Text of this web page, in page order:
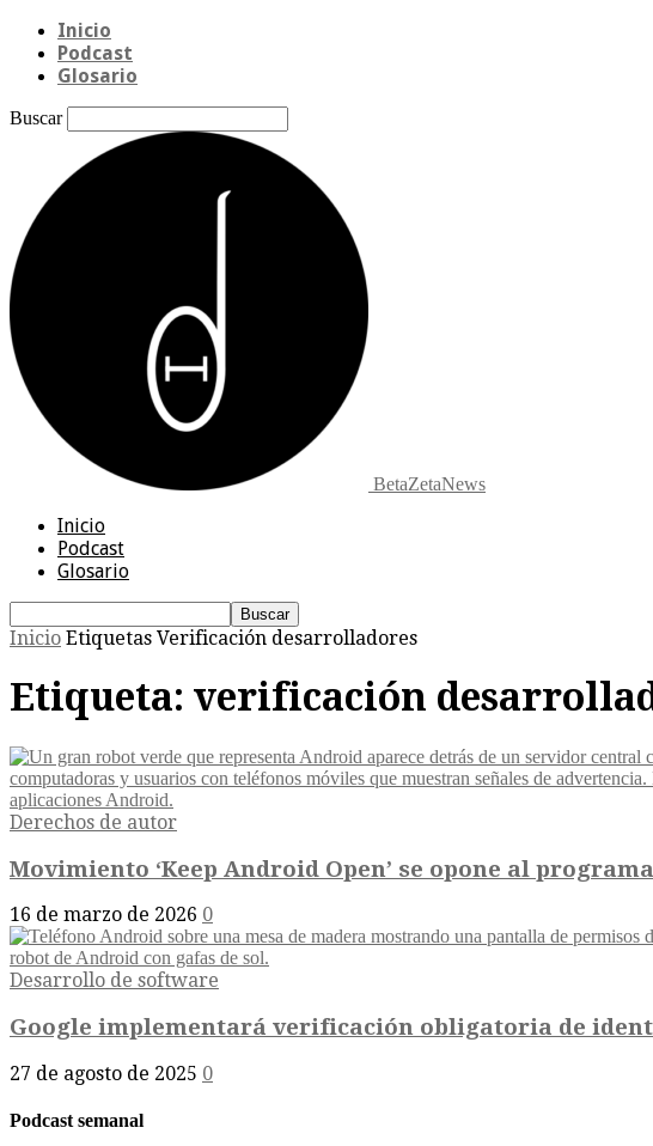
Inicio
Podcast
Glosario
Buscar
BetaZetaNews
Inicio
Podcast
Glosario
Inicio Etiquetas Verificación desarrolladores
Etiqueta: verificación
Derechos de autor
Movimiento ‘Keep Android Open’ se opone al
16 de marzo de 2026 0
Desarrollo de software
Google implementará verificación obligatoria de
27 de agosto de 2025 0
Podcast semanal